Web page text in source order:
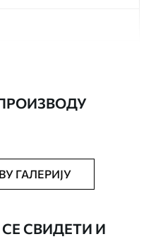
нежно очистити меким
са завршном
ГАЛЕРИЈУ
СВИДЕТИ И